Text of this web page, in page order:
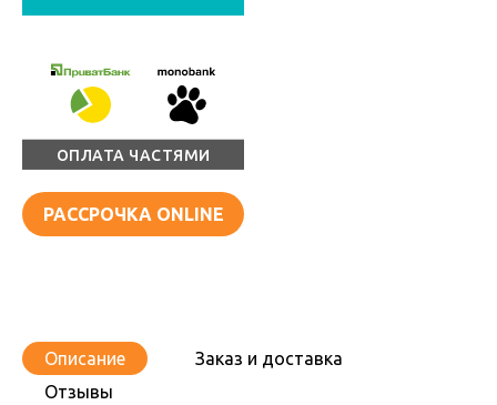
ОПЛАТА ЧАСТЯМИ
РАССРОЧКА ONLINE
Описание
Заказ и доставка
Отзывы